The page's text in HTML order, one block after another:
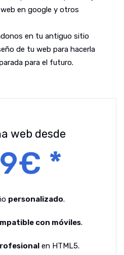
en google y otros
en tu antiguo sitio
de tu web para hacerla
para el futuro.
web desde
*
personalizado.
con móviles.
en HTML5.